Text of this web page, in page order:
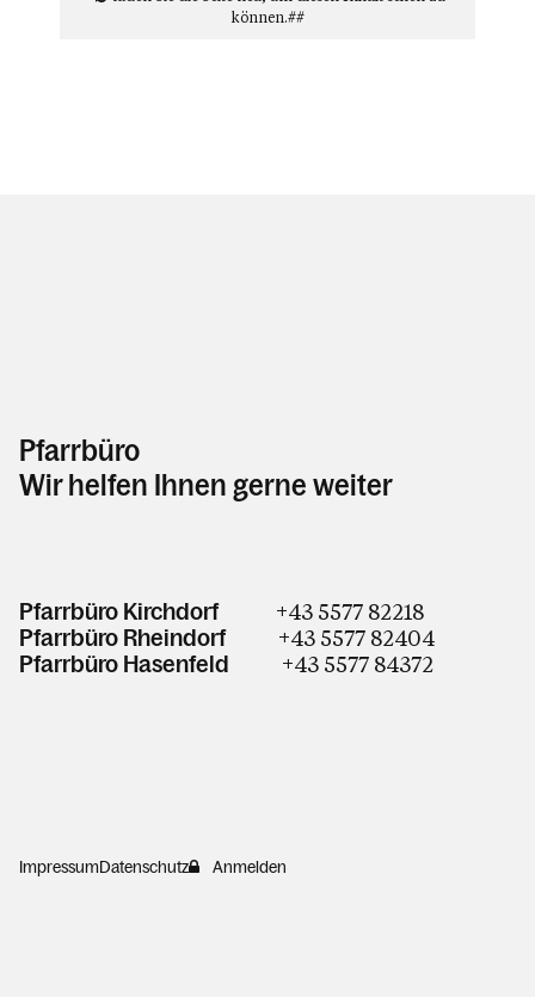
können.##
Pfarrbüro
Wir helfen Ihnen gerne weiter
Pfarrbüro Kirchdorf +43 5577 82218
Pfarrbüro Rheindorf+43 5577 82404
Pfarrbüro Hasenfeld +43 5577 84372
ImpressumDatenschutz Anmelden